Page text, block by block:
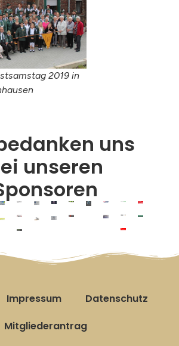
2019 in
uns
unseren
Impressum
Datenschutz
Mitgliederantrag